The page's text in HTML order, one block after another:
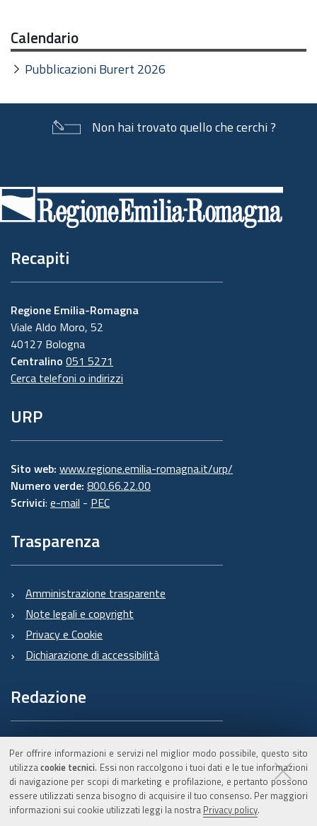
Per offrire informazioni e servizi nel miglior modo possibile, questo sito
utilizzacookie tecnici. Essi non raccolgono i tuoi dati e le tue informazioni
di navigazione per scopi di marketing e profilazione, e pertanto possono
essere utilizzati senza bisogno di acquisire il tuo consenso. Per maggiori
informazioni sui cookie utilizzati leggi la nostra Privacy policy.
Calendario
Pubblicazioni Burert 2026
Non hai trovato quello che cerchi ?
di
pagina
Recapiti
Regione Emilia-Romagna
Viale Aldo Moro, 52
40127 Bologna
Centralino 051 5271
Cerca telefoni o indirizzi
URP
Sito web: www.regione.emilia-romagna.it/urp/
Numero verde: 800.66.22.00
Scrivici: e-mail - PEC
Trasparenza
Amministrazione trasparente
Note legali e copyright
Privacy e Cookie
Dichiarazione di accessibilità
Redazione
Informazioni sul Burert
e contatti